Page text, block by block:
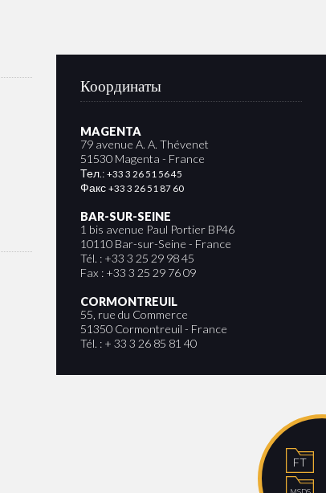
FT
Координаты
MAGENTA
79 avenue A. A. Thévenet
51530 Magenta - France
Тел.: +33 3 26 51 56 45
Факс +33 3 26 51 87 60
BAR-SUR-SEINE
1 bis avenue Paul Portier BP46
10110 Bar-sur-Seine - France
Tél. : +33 3 25 29 98 45
Fax : +33 3 25 29 76 09
CORMONTREUIL
55, rue du Commerce
51350 Cormontreuil - France
Tél. : + 33 3 26 85 81 40